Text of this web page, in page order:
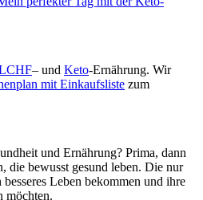
– und Keto-Ernährung. Wir
mit Einkaufsliste zum
und Ernährung? Prima, dann
die bewusst gesund leben. Die nur
Leben bekommen und ihre
möchten.